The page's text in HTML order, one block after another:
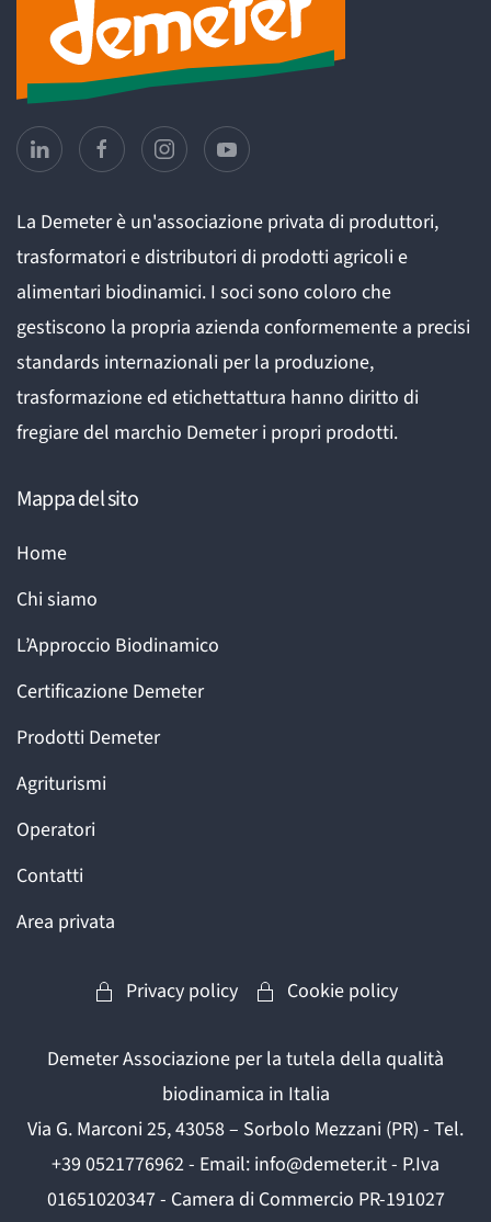
La Demeter è un'associazione privata di produttori,
trasformatori e distributori di prodotti agricoli e
alimentari biodinamici. I soci sono coloro che
gestiscono la propria azienda conformemente a precisi
standards internazionali per la produzione,
trasformazione ed etichettattura hanno diritto di
fregiare del marchio Demeter i propri prodotti.
Mappa del sito
Home
Chi siamo
L’Approccio Biodinamico
Certificazione Demeter
Prodotti Demeter
Agriturismi
Operatori
Contatti
Area privata
Privacy policy Cookie policy
Demeter Associazione per la tutela della qualità
biodinamica in Italia
Via G. Marconi 25, 43058 – Sorbolo Mezzani (PR) - Tel.
+39 0521776962 - Email: info@demeter.it - P.Iva
01651020347 - Camera di Commercio PR-191027